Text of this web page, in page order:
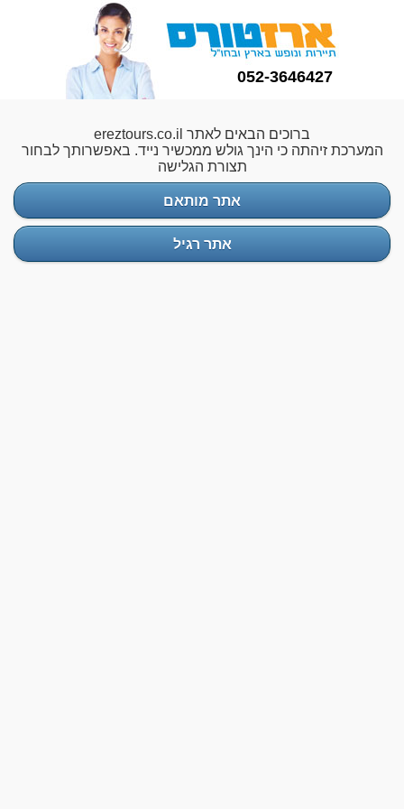
052-3646427
ברוכים הבאים לאתר ereztours.co.il
המערכת זיהתה כי הינך גולש ממכשיר נייד. באפשרותך לבחור
תצורת הגלישה
אתר מותאם
אתר רגיל